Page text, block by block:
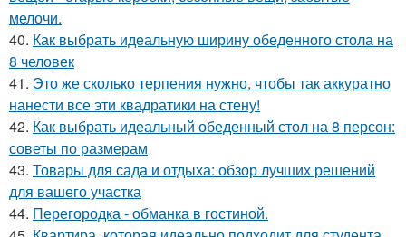
мелочи.
40. Как выбрать идеальную ширину обеденного стола на
8 человек
41. Это же сколько терпения нужно, чтобы так аккуратно
нанести все эти квадратики на стену!
42. Как выбрать идеальный обеденный стол на 8 персон:
советы по размерам
43. Товары для сада и отдыха: обзор лучших решений
для вашего участка
44. Перегородка - обманка в гостиной.